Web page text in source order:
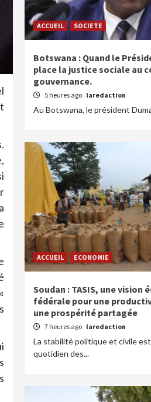
ACCUEIL SOCIETE
Botswana : Quand le
place la justice sociale au
gouvernance.
5 heures ago laredaction
Au Botswana, le président
ACCUEIL ECONOMIE
Soudan : TASIS, une vision
fédérale pour une
une prospérité partagée
7 heures ago laredaction
La stabilité politique et civile
quotidien des...